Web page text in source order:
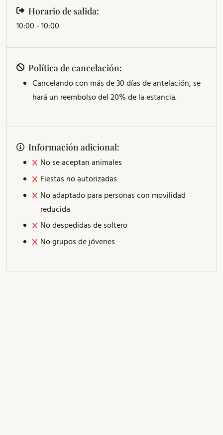
Horario de salida:
10:00 - 10:00
Política de cancelación:
Cancelando con más de 30 días de antelación, se
hará un reembolso del 20% de la estancia.
Información adicional:
No se aceptan animales
Fiestas no autorizadas
No adaptado para personas con movilidad
reducida
No despedidas de soltero
No grupos de jóvenes